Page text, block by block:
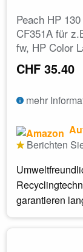
Peach HP
CF351A für
fw, HP Color
CHF 35.40
mehr
Berichten
garantieren